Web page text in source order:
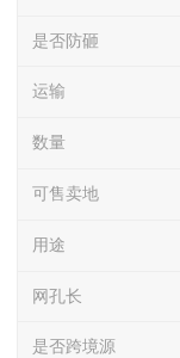
是否防砸
运输
数量
可售卖地
用途
网孔长
是否跨境源